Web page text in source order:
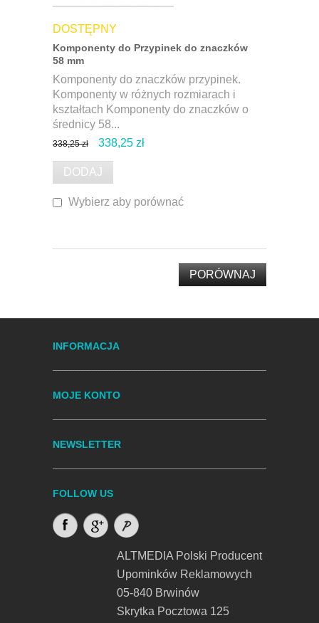
DOSTĘPNY
Komponenty do Przypinek do znaczków
58 mm
Komponenty do znaczków przypinek.
Komponenty w różnych rozmiarach i
kształtach Komponenty do znaczków o
średnicy 58...
338,25 zł 338,25 zł
DODAJ
Wybierz aby porównać
INFORMACJA
MOJE KONTO
NEWSLETTER
FOLLOW US
ALTMEDIA Polski Producent
Upominków Reklamowych
05-840 Brwinów
Skrytka Pocztowa 125